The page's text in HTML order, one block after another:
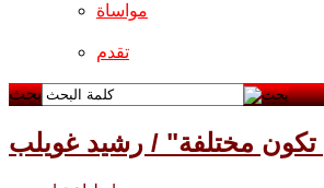
مواساة
تقدم
بحث
تكون مختلفة" / رشيد غويلب